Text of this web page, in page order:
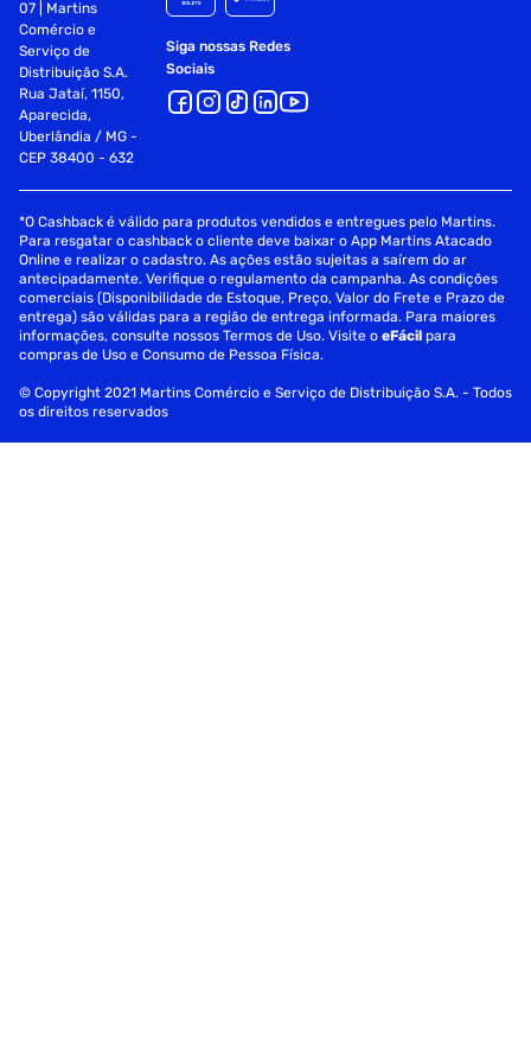
07 | Martins
Comércio e
Serviço de
Distribuição S.A.
Rua Jataí, 1150,
Aparecida,
Uberlândia / MG -
CEP 38400 - 632
Siga nossas Redes
Sociais
*O Cashback é válido para produtos vendidos e entregues pelo Martins.
Para resgatar o cashback o cliente deve baixar o App Martins Atacado
Online e realizar o cadastro. As ações estão sujeitas a saírem do ar
antecipadamente. Verifique o regulamento da campanha. As condições
comerciais (Disponibilidade de Estoque, Preço, Valor do Frete e Prazo de
entrega) são válidas para a região de entrega informada. Para maiores
informações, consulte nossos Termos de Uso. Visite oeFácil para
compras de Uso e Consumo de Pessoa Física.
© Copyright 2021 Martins Comércio e Serviço de Distribuição S.A. - Todos
os direitos reservados